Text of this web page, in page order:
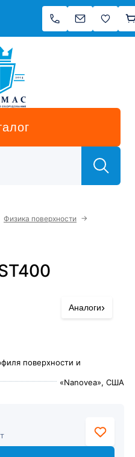
Физика поверхности →
Аналоги›
поверхности и
«Nanovea», США